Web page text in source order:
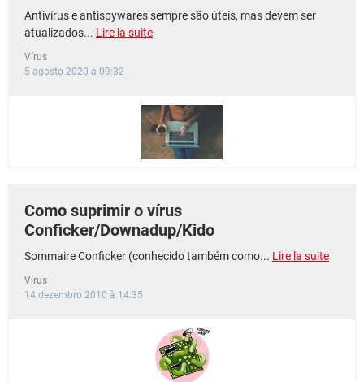
Antivírus e antispywares sempre são úteis, mas devem ser
atualizados... Lire la suite
Vírus
5 agosto 2020 à 09:32
Como suprimir o vírus
Conficker/Downadup/Kido
Sommaire Conficker (conhecido também como... Lire la suite
Vírus
14 dezembro 2010 à 14:35